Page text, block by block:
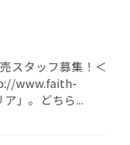
スタッフ募集！＜
www.faith-
」。どちら...